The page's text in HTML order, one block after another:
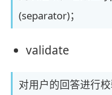
(separator)；
validate
对用户的回答进行校